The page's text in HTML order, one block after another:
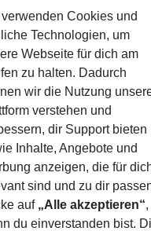
Hotelbeschreibung
Fuencarral 52
Cookies und
Technologien, um
Webseite für dich am
zu halten. Dadurch
wir die Nutzung
verstehen und
dir Support bieten
Inhalte, Angebote und
anzeigen, die für
sind und zu dir
auf „Alle akzeptieren“,
du einverstanden bist.